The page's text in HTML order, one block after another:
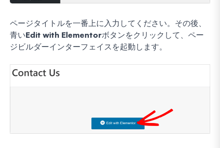
ページタイトルを一番上に入力してください。その後、
青いEdit with Elementorボタンをクリックして、ペー
ジビルダーインターフェイスを起動します。